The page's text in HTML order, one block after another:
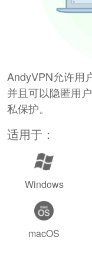
AndyVPN允许用
并且可以隐匿用
私保护。
适用于：
Windows
macOS